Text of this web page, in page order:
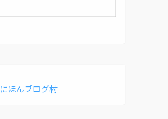
にほんブログ村